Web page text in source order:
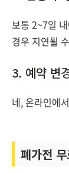
보통 2~7일
경우 지연될
3. 예약 변
네, 온라인에
폐가전